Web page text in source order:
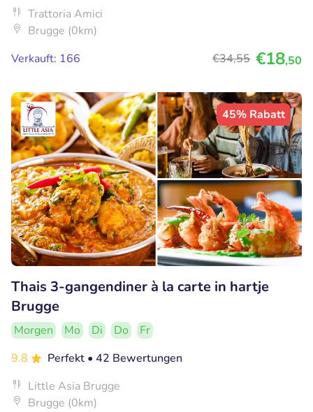
Trattoria Amici
Brugge (0km)
Verkauft: 166
€34,55 €18,50
45% Rabatt
Thais 3-gangendiner à la carte in hartje
Brugge
Morgen Mo Di Do
Fr
9.8
Perfekt • 42 Bewertungen
Little Asia Brugge
Brugge (0km)